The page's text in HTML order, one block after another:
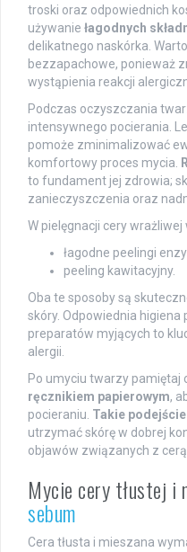
troski oraz odpowiednich
używanie łagodnych
delikatnego naskórka.
bezzapachowe, ponieważ
wystąpienia reakcji
Podczas oczyszczania
intensywnego pocierania.
pomoże zminimalizować
komfortowy proces mycia.
to fundament jej zdrowia;
zanieczyszczenia oraz
W pielęgnacji cery wrażliwej
łagodne peelingi
peeling kawitacyjny.
Oba te sposoby są
skóry. Odpowiednia higiena
preparatów myjących to
alergii.
Po umyciu twarzy pamiętaj
ręcznikiem papierowym,
pocieraniu. Takie
utrzymać skórę w dobrej
objawów związanych z
Mycie cery tłustej i
sebum
Cera tłusta i mieszana